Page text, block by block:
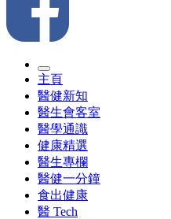
主頁
醫健新知
醫生會客室
醫學通識
健康精選
醫生專欄
醫健一分鐘
食出健康
醫 Tech